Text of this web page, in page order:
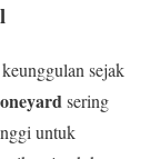
sejak
sering
untuk